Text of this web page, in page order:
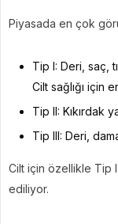
Piyasada en çok
Tip I: Deri, saç,
Cilt sağlığı için
Tip II: Kıkırdak
Tip III: Deri,
Cilt için özellikle Tip
ediliyor.